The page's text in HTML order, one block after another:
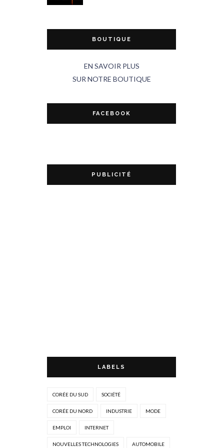
BOUTIQUE
EN SAVOIR PLUS
SUR NOTRE BOUTIQUE
FACEBOOK
PUBLICITÉ
LABELS
CORÉE DU SUD SOCIÉTÉ
CORÉE DU NORD INDUSTRIE MODE
EMPLOI INTERNET
NOUVELLES TECHNOLOGIES AUTOMOBILE